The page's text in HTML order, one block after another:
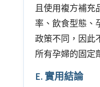
且使用複方補充
率、飲食型態、
政策不同，因此
所有孕婦的固定
E. 實用結論